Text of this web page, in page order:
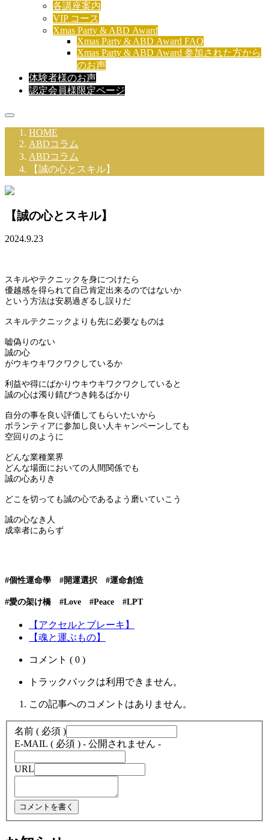
各講座案内
VIP コース
Xmas Party & ABD Award
Xmas Party & ABD Award FAQ
Xmas Party & ABD Award 参加された方から
のお声
体験者様のお声
認定会員様限定ページ
HOME
ABDコラム
ABDコラム
【誠の心とスキル】
【誠の心とスキル】
2024.9.23
スキルやテクニックを身につけたら
優越感を得られて自己肯定出来るのではないか
という方法は安易過ぎるし誤りだ
スキルテクニックよりも先に必要なものは
嘘偽りのない
誠の心
がウキウキワクワクしているか
利益や得にばかりウキウキワクワクしていると
誠の心は濁り錆びつき鈍るばかり
自分の事を良い評価してもらいたいから
ボランティアに参加し良い人キャンペーンしても
空回りのように
どんな業種業界
どんな場面においての人間関係でも
誠の心ありき
どこを切っても誠の心であるよう磨いていこう
誠の心なき人
成幸者にあらず
#個性運命學 #開運選択 #運命創造
#愛の架け橋 #Love #Peace #LPT
【アクセルとブレーキ】
【魂と運ぶもの】
コメント ( 0 )
トラックバックは利用できません。
この記事へのコメントはありません。
名前 ( 必須 )
E-MAIL ( 必須 ) - 公開されません -
URL